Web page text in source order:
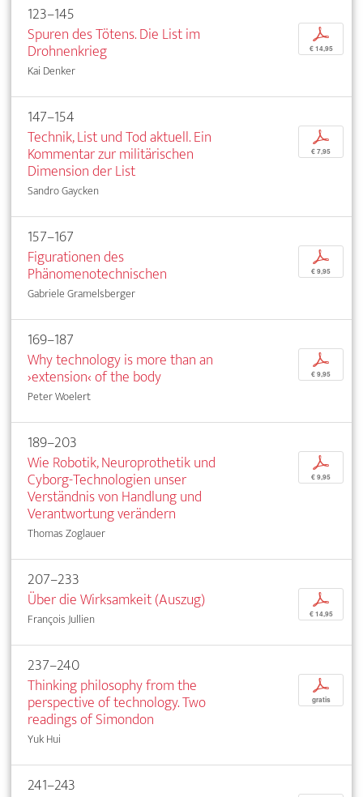
123–145
Spuren des Tötens. Die List im
Drohnenkrieg
Kai Denker
p
€ 14,95
147–154
Technik, List und Tod aktuell. Ein
Kommentar zur militärischen
Dimension der List
Sandro Gaycken
p
€ 7,95
157–167
Figurationen des
Phänomenotechnischen
Gabriele Gramelsberger
p
€ 9,95
169–187
Why technology is more than an
›extension‹ of the body
Peter Woelert
p
€ 9,95
189–203
Wie Robotik, Neuroprothetik und
Cyborg-Technologien unser
Verständnis von Handlung und
Verantwortung verändern
Thomas Zoglauer
p
€ 9,95
207–233
Über die Wirksamkeit (Auszug)
François Jullien
p
€ 14,95
237–240
Thinking philosophy from the
perspective of technology. Two
readings of Simondon
Yuk Hui
p
gratis
241–243